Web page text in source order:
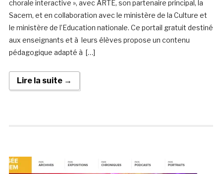
chorale interactive », avec ARTE, son partenaire principal, la
Sacem, et en collaboration avec le ministère de la Culture et
le ministère de l’Education nationale. Ce portail gratuit destiné
aux enseignants et à leurs élèves propose un contenu
pédagogique adapté à […]
Lire la suite →